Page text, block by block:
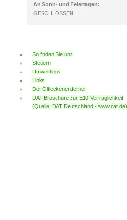
An Sonn- und Feiertagen:
GESCHLOSSEN
So finden Sie uns
Steuern
Umwelttipps
Links
Der Ölfleckenentferner
DAT Broschüre zur E10-Verträglichkeit
(Quelle: DAT Deutschland - www.dat.de)